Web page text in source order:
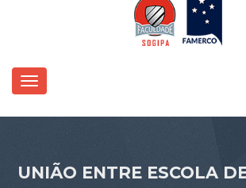
UNIÃO ENTRE ESCOLA